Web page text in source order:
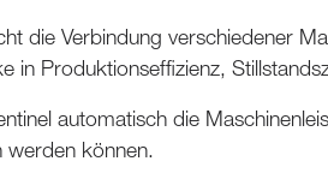
die Verbindung verschiedener
in Produktionseffizienz,
automatisch die
werden können.